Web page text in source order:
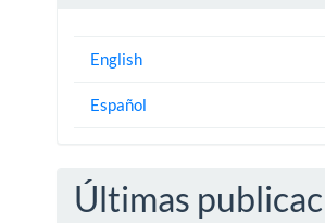
English
Español
Últimas